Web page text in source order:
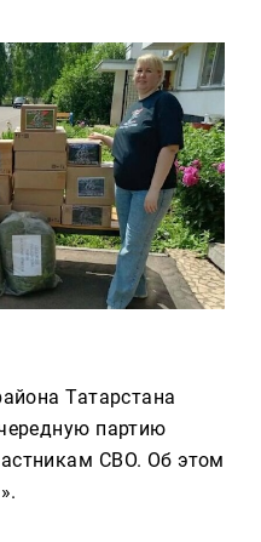
Татарстана
партию
СВО. Об этом